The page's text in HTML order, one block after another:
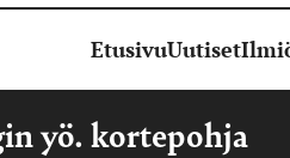
EtusivuUutiset
yö. kortepohja